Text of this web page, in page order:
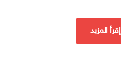
إقرأ المزيد